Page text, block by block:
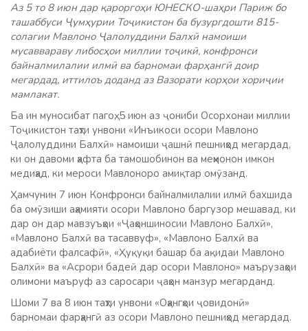
Аз 5 то 8 июн дар қароргоҳи ЮНЕСКО-шаҳри Париж бо
ташаббуси Ҷумҳурии Тоҷикистон ба бузургдошти 815-
солагии Мавлоно Ҷалолуддини Балхӣ намоиши
мусаввараву либосҳои миллии тоҷикӣ, конфронси
байналмилалии илмӣ ва барномаи фарҳангӣ доир
мегардад, иттилоъ доданд аз Вазорати корҳои хориҷии
мамлакат.
Ба ин муносибат пагоҳ, 5 июн аз ҷониби Осорхонаи миллии
Тоҷикистон таҳти унвони «Инъикоси осори Мавлоно
Ҷалолуддини Балхӣ» намоиши ҷашнӣ пешниҳод мегардад,
ки он давоми ҳафта ба тамошобинон ва меҳмонон имкон
медиҳад, ки мероси Мавлоноро амиқтар омӯзанд.
Ҳамчунин 7 июн Конфронси байналмилалии илмӣ бахшида
ба омӯзиши аҳамияти осори Мавлоно баргузор мешавад, ки
дар он дар мавзуъҳои «Ҷаҳоншиносии Мавлоно Балхӣ»,
«Мавлоно Балхӣ ва тасаввуф», «Мавлоно Балхӣ ва
адабиёти фалсафӣ», «Ҳуқуқи башар ба ақидаи Мавлоно
Балхӣ» ва «Асрори бадеӣ дар осори Мавлоно» маърузаҳои
олимони маъруф аз саросари ҷаҳон манзур мегарданд.
Шоми 7 ва 8 июн таҳти унвони «Оҳангҳои ҷовидонӣ»
барномаи фарҳангӣ аз осори Мавлоно пешниҳод мегардад.